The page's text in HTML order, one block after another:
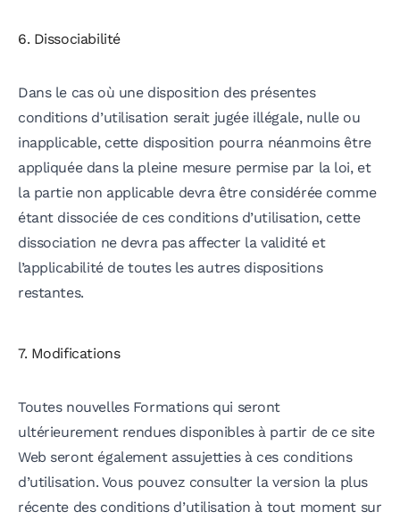
6. Dissociabilité
Dans le cas où une disposition des présentes
conditions d’utilisation serait jugée illégale, nulle ou
inapplicable, cette disposition pourra néanmoins être
appliquée dans la pleine mesure permise par la loi, et
la partie non applicable devra être considérée comme
étant dissociée de ces conditions d’utilisation, cette
dissociation ne devra pas affecter la validité et
l’applicabilité de toutes les autres dispositions
restantes.
7. Modifications
Toutes nouvelles Formations qui seront
ultérieurement rendues disponibles à partir de ce site
Web seront également assujetties à ces conditions
d’utilisation. Vous pouvez consulter la version la plus
récente des conditions d’utilisation à tout moment sur